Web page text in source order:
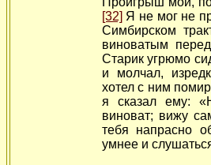
[32] Я не мог не
Симбирском
виноватым
Старик угрюмо
и молчал,
хотел с ним
я сказал ему:
виноват; вижу
тебя напрасно
умнее и